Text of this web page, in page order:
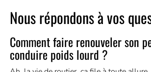
Nous répondons à vos
Comment faire renouveler son
conduire poids lourd ?